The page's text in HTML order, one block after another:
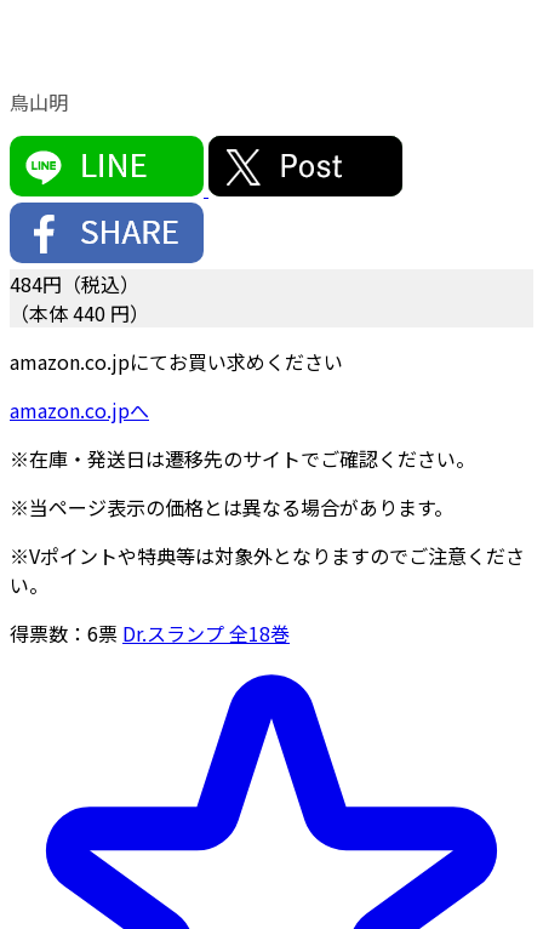
鳥山明
484円（税込）
（本体 440 円）
amazon.co.jpにてお買い求めください
amazon.co.jpへ
※在庫・発送日は遷移先のサイトでご確認ください。
※当ページ表示の価格とは異なる場合があります。
※Vポイントや特典等は対象外となりますのでご注意くださ
い。
得票数： 6票 Dr.スランプ 全18巻